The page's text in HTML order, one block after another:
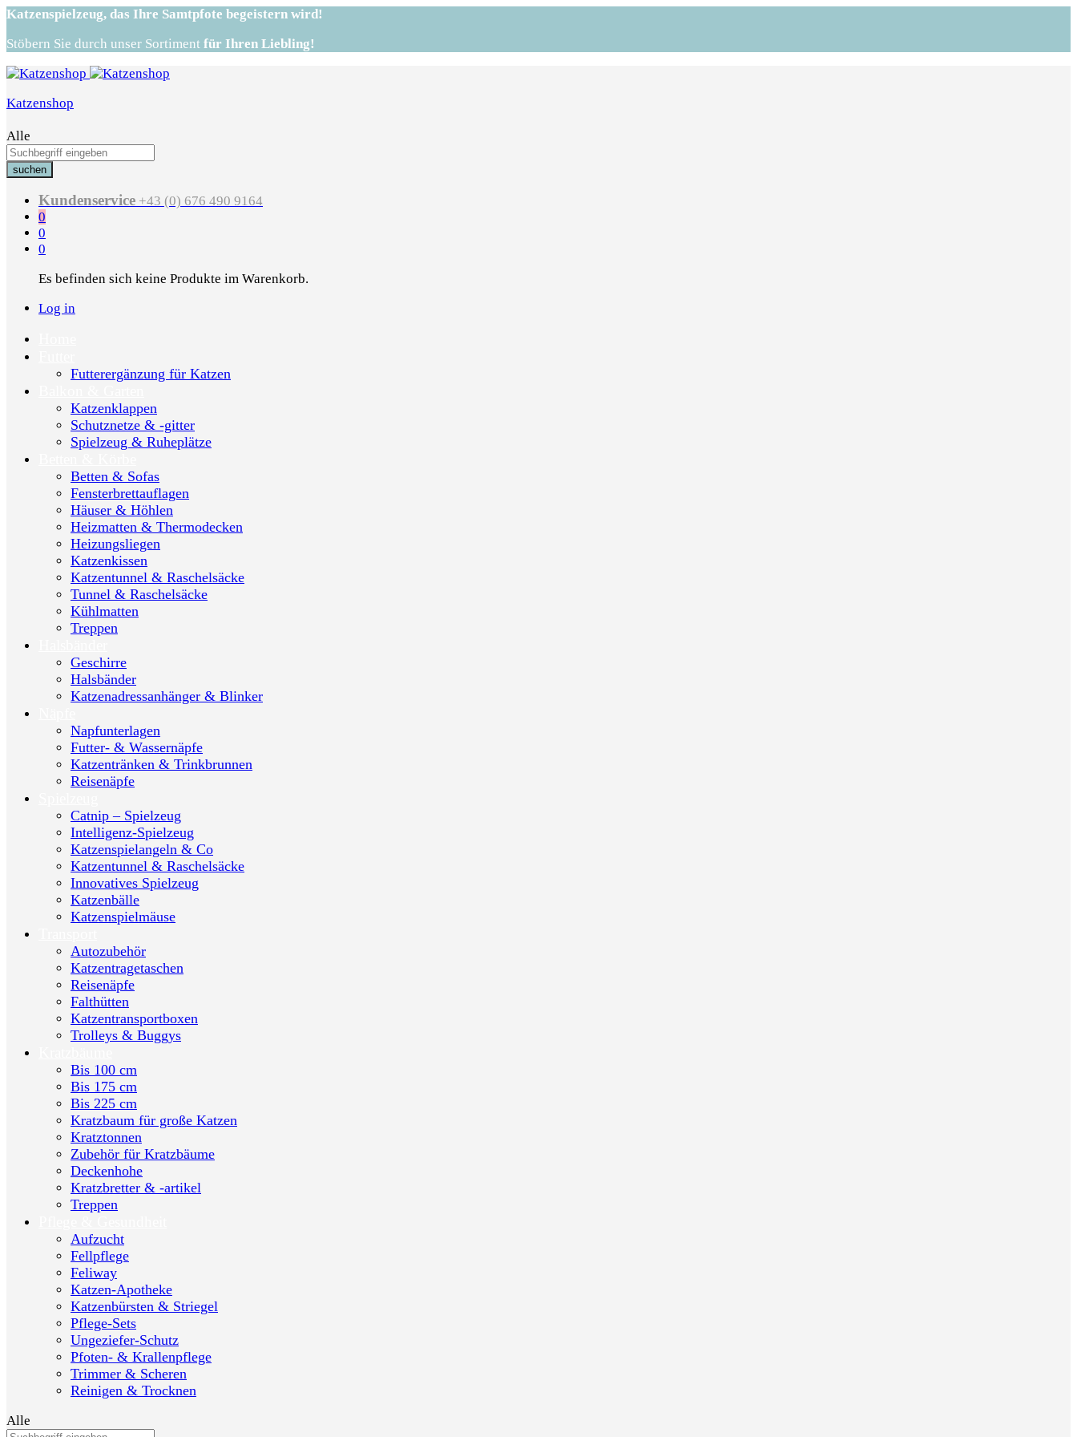
Katzenspielzeug, das Ihre Samtpfote begeistern wird!
Stöbern Sie durch unser Sortiment für Ihren Liebling!
Katzenshop
Alle
suchen
Kundenservice +43 (0) 676 490 9164
0
0
0
Es befinden sich keine Produkte im Warenkorb.
Log in
Futterergänzung für Katzen
Katzenklappen
Schutznetze & -gitter
Spielzeug & Ruheplätze
Betten & Sofas
Fensterbrettauflagen
Häuser & Höhlen
Heizmatten & Thermodecken
Heizungsliegen
Katzenkissen
Katzentunnel & Raschelsäcke
Tunnel & Raschelsäcke
Kühlmatten
Treppen
Geschirre
Halsbänder
Katzenadressanhänger & Blinker
Napfunterlagen
Futter- & Wassernäpfe
Katzentränken & Trinkbrunnen
Reisenäpfe
Catnip – Spielzeug
Intelligenz-Spielzeug
Katzenspielangeln & Co
Katzentunnel & Raschelsäcke
Innovatives Spielzeug
Katzenbälle
Katzenspielmäuse
Autozubehör
Katzentragetaschen
Reisenäpfe
Falthütten
Katzentransportboxen
Trolleys & Buggys
Bis 100 cm
Bis 175 cm
Bis 225 cm
Kratzbaum für große Katzen
Kratztonnen
Zubehör für Kratzbäume
Deckenhohe
Kratzbretter & -artikel
Treppen
Aufzucht
Fellpflege
Feliway
Katzen-Apotheke
Katzenbürsten & Striegel
Pflege-Sets
Ungeziefer-Schutz
Pfoten- & Krallenpflege
Trimmer & Scheren
Reinigen & Trocknen
Alle